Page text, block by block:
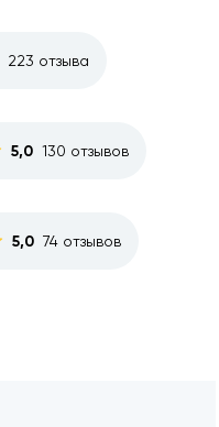
223 отзыва
5,0 130 отзывов
5,0 74 отзывов